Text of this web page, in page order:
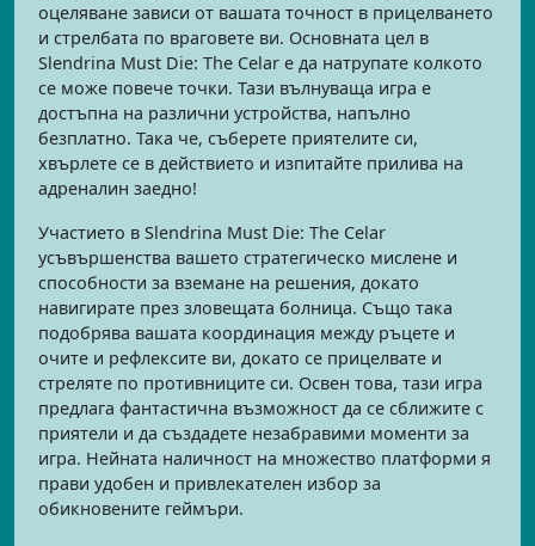
оцеляване зависи от вашата точност в прицелването
и стрелбата по враговете ви. Основната цел в
Slendrina Must Die: The Celar е да натрупате колкото
се може повече точки. Тази вълнуваща игра е
достъпна на различни устройства, напълно
безплатно. Така че, съберете приятелите си,
хвърлете се в действието и изпитайте прилива на
адреналин заедно!
Участието в Slendrina Must Die: The Celar
усъвършенства вашето стратегическо мислене и
способности за вземане на решения, докато
навигирате през зловещата болница. Също така
подобрява вашата координация между ръцете и
очите и рефлексите ви, докато се прицелвате и
стреляте по противниците си. Освен това, тази игра
предлага фантастична възможност да се сближите с
приятели и да създадете незабравими моменти за
игра. Нейната наличност на множество платформи я
прави удобен и привлекателен избор за
обикновените геймъри.